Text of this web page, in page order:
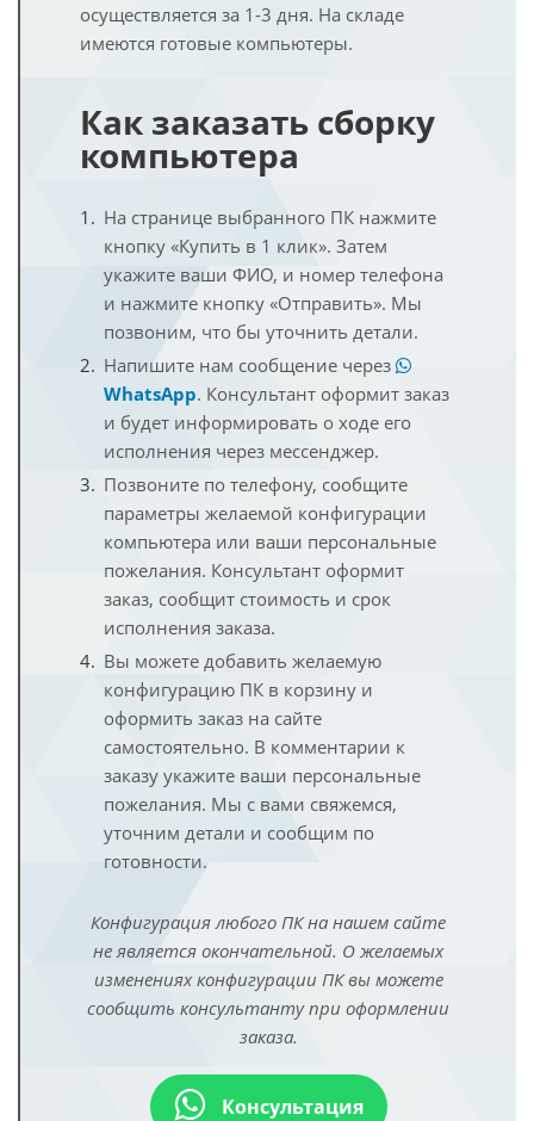
осуществляется за 1-3 дня. На складе
имеются готовые компьютеры.
Как заказать сборку
компьютера
На странице выбранного ПК нажмите
кнопку «Купить в 1 клик». Затем
укажите ваши ФИО, и номер телефона
и нажмите кнопку «Отправить». Мы
позвоним, что бы уточнить детали.
Напишите нам сообщение через
WhatsApp. Консультант оформит заказ
и будет информировать о ходе его
исполнения через мессенджер.
Позвоните по телефону, сообщите
параметры желаемой конфигурации
компьютера или ваши персональные
пожелания. Консультант оформит
заказ, сообщит стоимость и срок
исполнения заказа.
Вы можете добавить желаемую
конфигурацию ПК в корзину и
оформить заказ на сайте
самостоятельно. В комментарии к
заказу укажите ваши персональные
пожелания. Мы с вами свяжемся,
уточним детали и сообщим по
готовности.
Конфигурация любого ПК на нашем сайте
не является окончательной. О желаемых
изменениях конфигурации ПК вы можете
сообщить консультанту при оформлении
заказа.
Консультация